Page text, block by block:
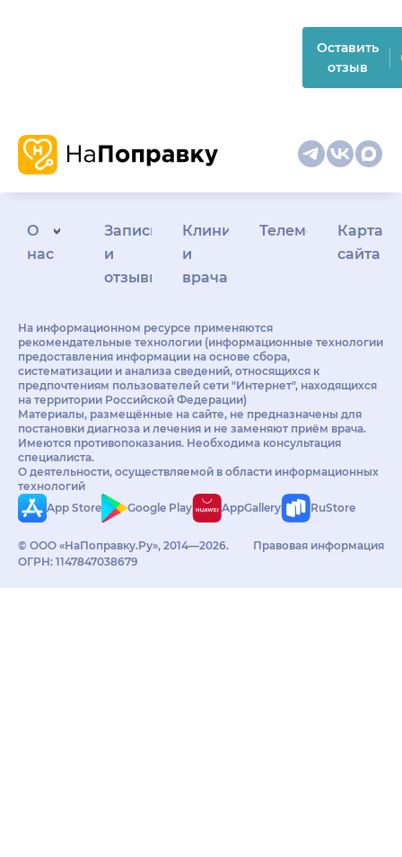
Оставить
отзыв
О
нас
Запись
и
отзывы
Клиникам
и
врачам
Телемедицина
Карта
сайта
На информационном ресурсе применяются
рекомендательные технологии (информационные технологии
предоставления информации на основе сбора,
систематизации и анализа сведений, относящихся к
предпочтениям пользователей сети "Интернет", находящихся
на территории Российской Федерации)
Материалы, размещённые на сайте, не предназначены для
постановки диагноза и лечения и не заменяют приём врача.
Имеются противопоказания. Необходима консультация
специалиста.
О деятельности, осуществляемой в области информационных
технологий
App Store
Google Play AppGallery RuStore
© ООО «НаПоправку.Ру», 2014—2026.
ОГРН: 1147847038679
Правовая информация